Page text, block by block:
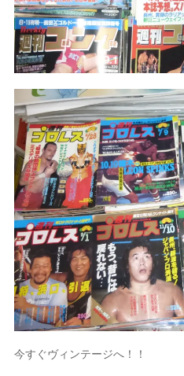
今すぐヴィンテージへ！！